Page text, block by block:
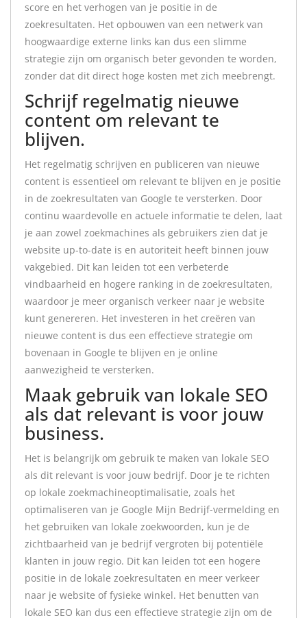
score en het verhogen van je positie in de
zoekresultaten. Het opbouwen van een netwerk van
hoogwaardige externe links kan dus een slimme
strategie zijn om organisch beter gevonden te worden,
zonder dat dit direct hoge kosten met zich meebrengt.
Schrijf regelmatig nieuwe
content om relevant te
blijven.
Het regelmatig schrijven en publiceren van nieuwe
content is essentieel om relevant te blijven en je positie
in de zoekresultaten van Google te versterken. Door
continu waardevolle en actuele informatie te delen, laat
je aan zowel zoekmachines als gebruikers zien dat je
website up-to-date is en autoriteit heeft binnen jouw
vakgebied. Dit kan leiden tot een verbeterde
vindbaarheid en hogere ranking in de zoekresultaten,
waardoor je meer organisch verkeer naar je website
kunt genereren. Het investeren in het creëren van
nieuwe content is dus een effectieve strategie om
bovenaan in Google te blijven en je online
aanwezigheid te versterken.
Maak gebruik van lokale SEO
als dat relevant is voor jouw
business.
Het is belangrijk om gebruik te maken van lokale SEO
als dit relevant is voor jouw bedrijf. Door je te richten
op lokale zoekmachineoptimalisatie, zoals het
optimaliseren van je Google Mijn Bedrijf-vermelding en
het gebruiken van lokale zoekwoorden, kun je de
zichtbaarheid van je bedrijf vergroten bij potentiële
klanten in jouw regio. Dit kan leiden tot een hogere
positie in de lokale zoekresultaten en meer verkeer
naar je website of fysieke winkel. Het benutten van
lokale SEO kan dus een effectieve strategie zijn om de